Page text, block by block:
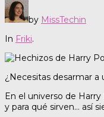
by MissTechin
In Friki.
¿Necesitas desarmar a
En el universo de
y para qué sirven… así